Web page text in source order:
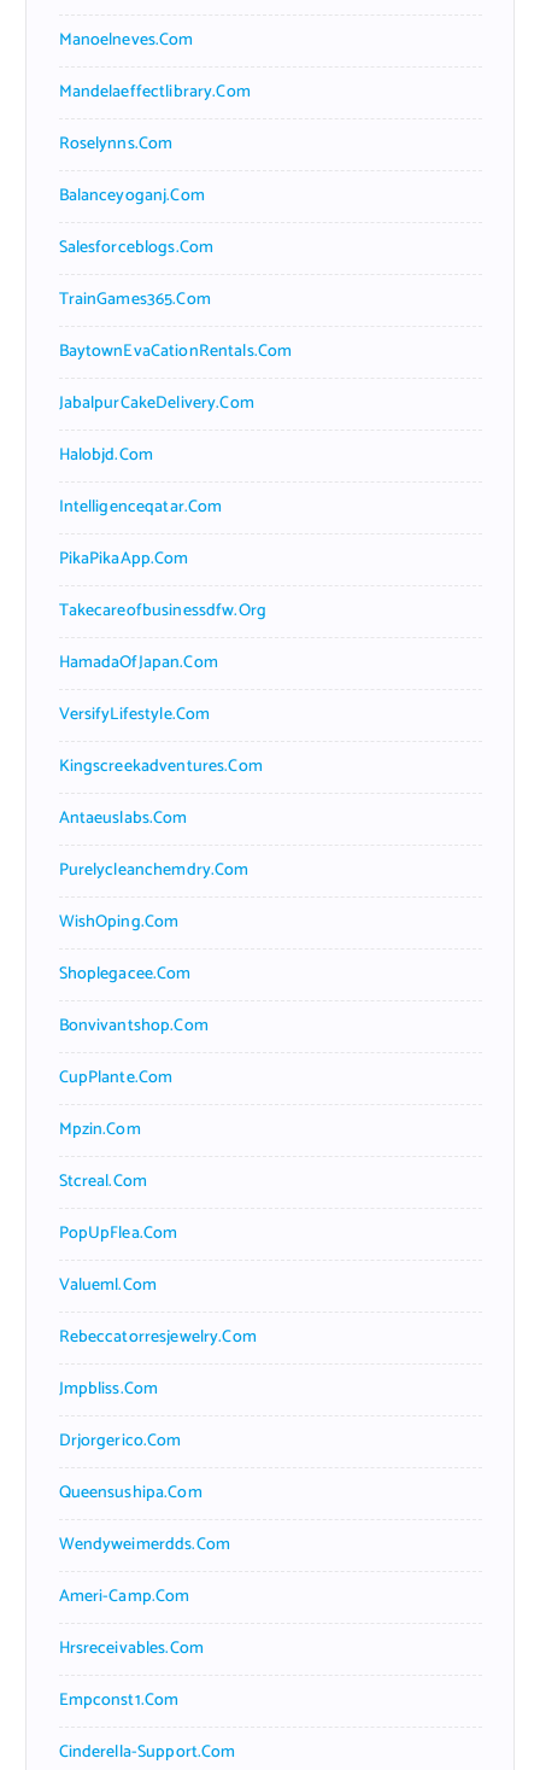
Manoelneves.com
Mandelaeffectlibrary.com
Roselynns.com
Balanceyoganj.com
Salesforceblogs.com
TrainGames365.com
BaytownEvaCationRentals.com
JabalpurCakeDelivery.com
Halobjd.com
Intelligenceqatar.com
PikaPikaApp.com
Takecareofbusinessdfw.org
HamadaOfJapan.com
VersifyLifestyle.com
Kingscreekadventures.com
Antaeuslabs.com
Purelycleanchemdry.com
WishOping.com
Shoplegacee.com
Bonvivantshop.com
CupPlante.com
Mpzin.com
Stcreal.com
PopUpFlea.com
Valueml.com
Rebeccatorresjewelry.com
Jmpbliss.com
Drjorgerico.com
Queensushipa.com
Wendyweimerdds.com
Ameri-Camp.com
Hrsreceivables.com
Empconst1.com
Cinderella-Support.com